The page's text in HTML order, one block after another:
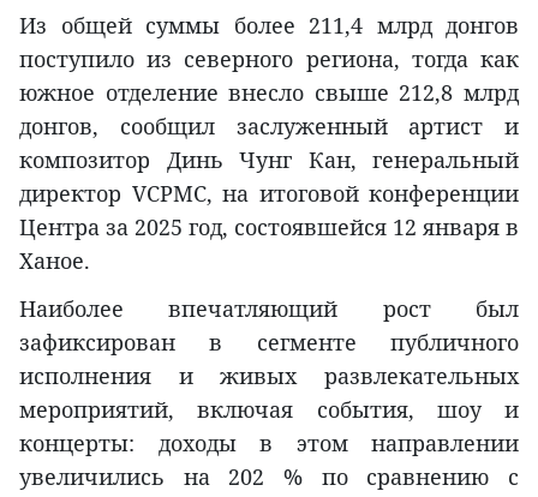
Из общей суммы более 211,4 млрд донгов
поступило из северного региона, тогда как
южное отделение внесло свыше 212,8 млрд
донгов, сообщил заслуженный артист и
композитор Динь Чунг Кан, генеральный
директор VCPMC, на итоговой конференции
Центра за 2025 год, состоявшейся 12 января в
Ханое.
Наиболее впечатляющий рост был
зафиксирован в сегменте публичного
исполнения и живых развлекательных
мероприятий, включая события, шоу и
концерты: доходы в этом направлении
увеличились на 202 % по сравнению с